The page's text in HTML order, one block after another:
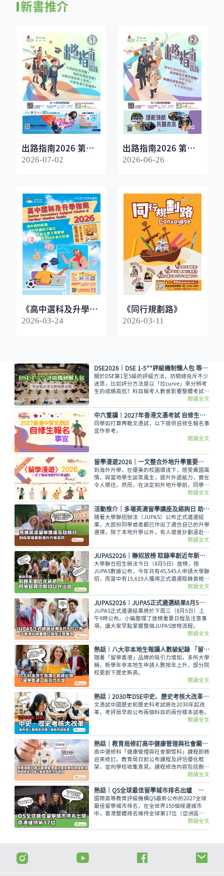
新書推介
出路指南2026 第一
冊
2026-07-02
出路指南2026 第二
冊
2026-06-26
《高中選科及升學指
南2026》
2026-03-24
《同行規劃路》
2026-03-11
DSE2026｜DSE 1-5**評級機制懶人包 等級取決考生的實際表現
關於DSE第1至5級的評級方法，坊間總充斥不少
迷思，比如評分方法是以「拉curve」來分辨考
生的成績高低？科目報考人數會影響整體考試成
績，意即越多人報考的科目，就越容易考取佳
香港考試及評核局是採用水平參照成績匯報制
度，每一級都有預設的水平。
閱讀全文
中六重讀│2027年香港文憑考試 自修生報名事宜
同學如打算再戰文憑試，以下提供自修生報名事
宜作參考。
閱讀全文
留學漫遊2026｜一文整合外地升學重要情報 留學資訊
到海外升學，在優美的校園環境下，感受異國風
情，與當地學生談笑風生，提升外語能力，實在
令人嚮往。然而，在決定到外地升學前，同學務
必考慮以下各項因素及留學資訊才作出決定，留
學漫遊為大家整合留學的重要資訊。
閱讀全文
活動推介｜多場英澳留學講座及諮詢日 助你掌握最新海外升學資訊
隨著大學聯招辦法（JUPAS）公布正式遴選結
果，大部份同學或者都已作出了適合自己的升學
選擇。除了本地升學以外，有人或會計劃遠赴外
地學習，而在這個8月便有多場英國及澳洲大學
的升學講座，除了介紹兩地熱門課程，也會簡介
簽證及生活費等重要資訊。
閱讀全文
JUPAS2026｜聯招放榜 取錄率創近年新低 同學宜尋求聯招以外出路
大學聯合招生辦法今日（8月5日）放榜，按
JUPAS數據公布，今年共有45,545人申請大學聯
招，而當中有15,619人獲得正式遴選取錄資格，
佔整體申請人數僅34.29%，創下近年新低。即
使如此，未獲錄取的同學也不用氣餒，還可以多
留意聯招以外的選擇呢。
閱讀全文
JUPAS2026︱JUPAS正式遴選結果8月5日公布 一文看清放榜重要日程及注意事項
JUPAS正式遴選結果將於下周三（8月5日）上
午9時公布。小編整理了放榜重要日程及注意事
項，讓大家早點掌握整個JUPAS放榜流程。
閱讀全文
熱話︱八大非本地生報讀人數破紀錄 「留學香港」吸引力大增
隨著「留學香港」品牌的吸引力增加，多所大學
稱，新學年非本地生申請人數按年上升，部分院
校更創下歷史新高。
閱讀全文
熱話︱2030年DSE中史、歷史考核大改革 考評局上載樣本試卷
文憑試中國歷史和歷史科考試將在2030年起改
革，考評局早前公布兩個科目的兩份樣本試卷。
閱讀全文
熱話｜教育局修訂高中健康管理與社會關懷科課程框架 刪選修單元 增災害管理概念等課題
高中選修科「健康管理與社會關懷科」課程即將
迎來修訂。教育局日前公布課程及評估優化框
架，並向學校收集意見。課程修改內容包括刪除
選修單元，刪減基因改造食物等議題，以及增加
災害管理概念等課題，修訂課程預計最快可於
2028/29 學年起在中四級逐級推行。
閱讀全文
熱話｜QS全球最佳留學城市排名出爐 香港維持第17位
國際高等教育評級機構QS最新公布的2027全球
最佳留學城市排名，在全世界150個候選城市
中，香港整體排名維持全球第17位（亞洲區第
閱讀全文